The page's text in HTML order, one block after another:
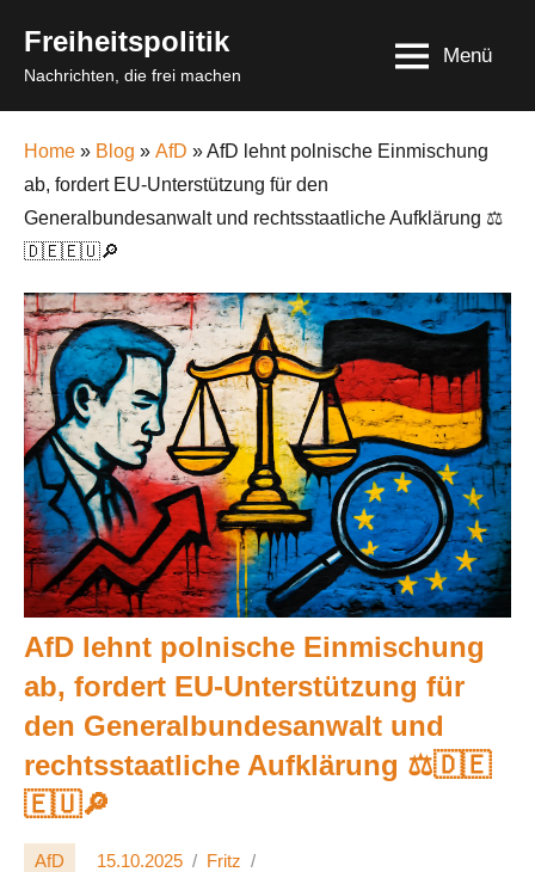
content
Freiheitspolitik
Nachrichten, die frei machen
Menü
Home » Blog » AfD » AfD lehnt polnische Einmischung
ab, fordert EU-Unterstützung für den
Generalbundesanwalt und rechtsstaatliche Aufklärung ⚖️
🇩🇪🇪🇺🔎
AfD lehnt polnische Einmischung
ab, fordert EU-Unterstützung für
den Generalbundesanwalt und
rechtsstaatliche Aufklärung ⚖️🇩🇪
🇪🇺🔎
AfD 15.10.2025 Fritz